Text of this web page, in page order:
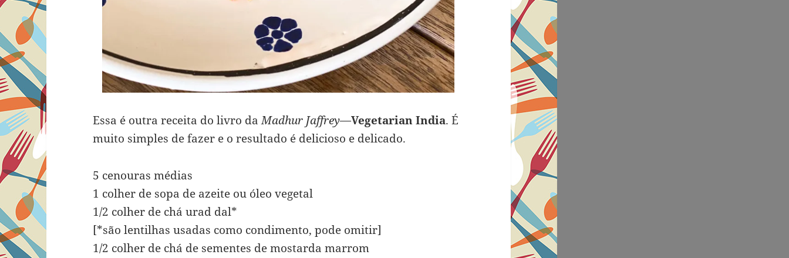
Essa é outra receita do livro daMadhur Jaffrey—Vegetarian India. É
muito simples de fazer e o resultado é delicioso e delicado.
5 cenouras médias
1 colher de sopa de azeite ou óleo vegetal
1/2 colher de chá urad dal*
[*são lentilhas usadas como condimento, pode omitir]
1/2 colher de chá de sementes de mostarda marrom